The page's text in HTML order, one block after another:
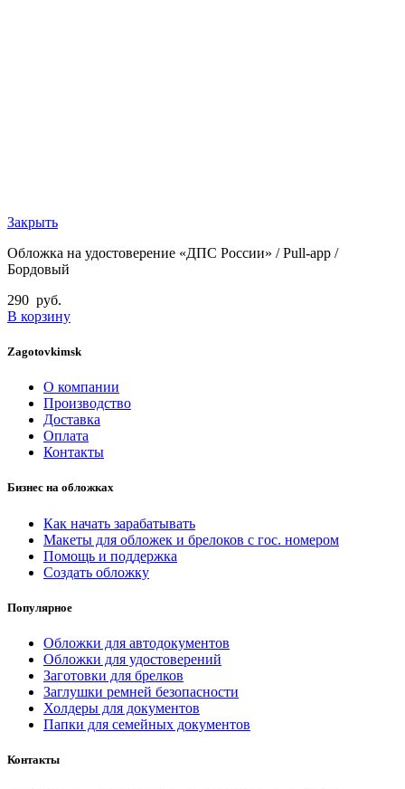
Закрыть
Обложка на удостоверение «ДПС России» / Pull-app /
Бордовый
290 руб.
В корзину
Zagotovkimsk
О компании
Производство
Доставка
Оплата
Контакты
Бизнес на обложках
Как начать зарабатывать
Макеты для обложек и брелоков с гос. номером
Помощь и поддержка
Создать обложку
Популярное
Обложки для автодокументов
Обложки для удостоверений
Заготовки для брелков
Заглушки ремней безопасности
Холдеры для документов
Папки для семейных документов
Контакты